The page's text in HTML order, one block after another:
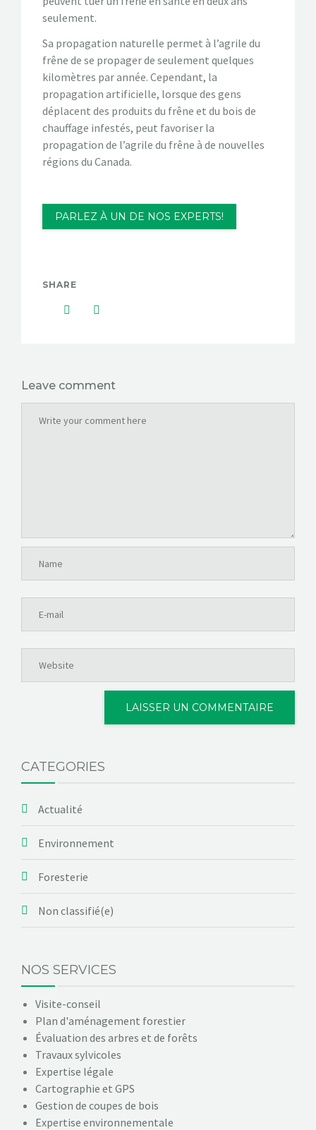
seulement.
Sa propagation naturelle permet à l’agrile du
frêne de se propager de seulement quelques
kilomètres par année. Cependant, la
propagation artificielle, lorsque des gens
déplacent des produits du frêne et du bois de
chauffage infestés, peut favoriser la
propagation de l’agrile du frêne à de nouvelles
régions du Canada.
PARLEZ À UN DE NOS EXPERTS!
SHARE
Leave comment
CATEGORIES
Actualité
Environnement
Foresterie
Non classifié(e)
NOS SERVICES
Visite-conseil
Plan d'aménagement forestier
Évaluation des arbres et de forêts
Travaux sylvicoles
Expertise légale
Cartographie et GPS
Gestion de coupes de bois
Expertise environnementale